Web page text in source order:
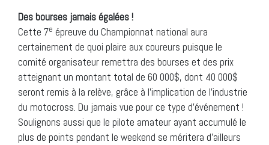
Des bourses jamais égalées !
Cette 7e épreuve du Championnat national aura
certainement de quoi plaire aux coureurs puisque le
comité organisateur remettra des bourses et des prix
atteignant un montant total de 60 000$, dont 40 000$
seront remis à la relève, grâce à l’implication de l’industrie
du motocross. Du jamais vue pour ce type d’événement !
Soulignons aussi que le pilote amateur ayant accumulé le
plus de points pendant le weekend se méritera d’ailleurs